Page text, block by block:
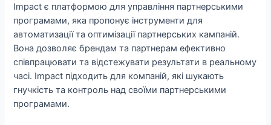
Impact є платформою для управління партнерськими
програмами, яка пропонує інструменти для
автоматизації та оптимізації партнерських кампаній.
Вона дозволяє брендам та партнерам ефективно
співпрацювати та відстежувати результати в реальному
часі. Impact підходить для компаній, які шукають
гнучкість та контроль над своїми партнерськими
програмами.